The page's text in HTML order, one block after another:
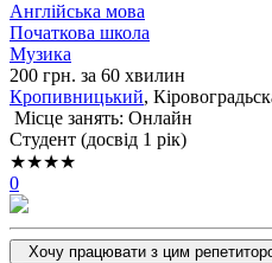
Англійська мова
Початкова школа
Музика
200 грн. за 60 хвилин
Кропивницький,
Місце занять: Онлайн
Cтудент (досвід 1 рік)
★★★★
0
Хочу працювати з цим